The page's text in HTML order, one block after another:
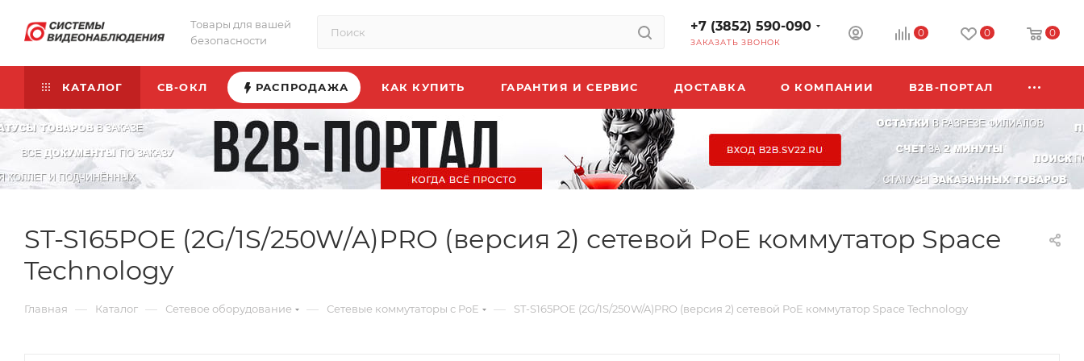
Товары для вашей
безопасности
+7 (3852) 590-090
ЗАКАЗАТЬ ЗВОНОК
0 0 0
КАТАЛОГ СВ-ОКЛ РАСПРОДАЖА КАК КУПИТЬ ГАРАНТИЯ И СЕРВИС ДОСТАВКА О КОМПАНИИ B2B-ПОРТАЛ
ST-S165POE (2G/1S/250W/A)PRO (версия 2) сетевой PoE коммутатор Space
Technology
Главная — Каталог — Сетевое оборудование — Сетевые коммутаторы с PoE — ST-S165POE (2G/1S/250W/A)PRO (версия 2) сетевой PoE коммутатор Space Technology